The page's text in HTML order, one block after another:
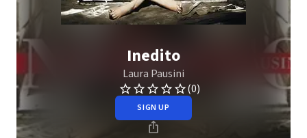
Inedito
Laura Pausini
(0)
SIGN UP